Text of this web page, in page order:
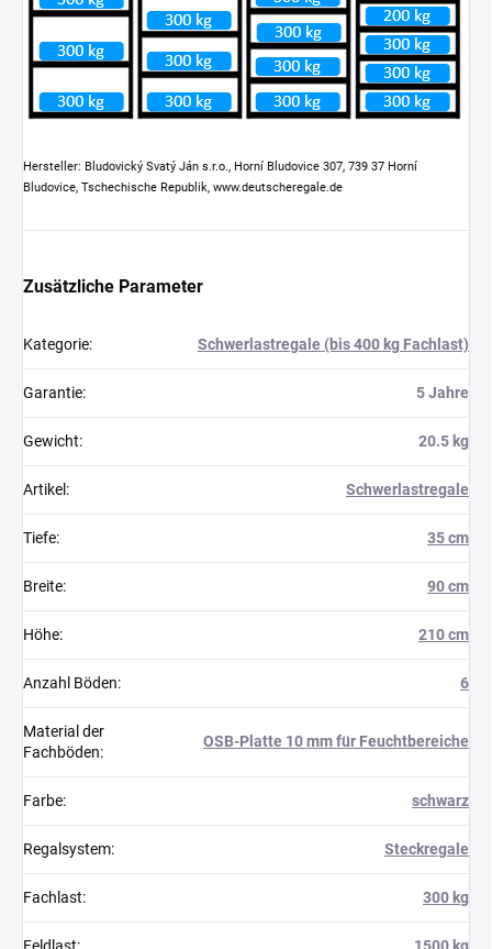
Hersteller: Bludovický Svatý Ján s.r.o., Horní Bludovice 307, 739 37 Horní
Bludovice, Tschechische Republik, www.deutscheregale.de
Zusätzliche Parameter
Kategorie: Schwerlastregale (bis 400 kg Fachlast)
Garantie: 5 Jahre
Gewicht: 20.5 kg
Artikel : Schwerlastregale
Tiefe: 35 cm
Breite: 90 cm
Höhe: 210 cm
Anzahl Böden: 6
Material der
Fachböden:
OSB-Platte 10 mm für Feuchtbereiche
Farbe: schwarz
Regalsystem: Steckregale
Fachlast: 300 kg